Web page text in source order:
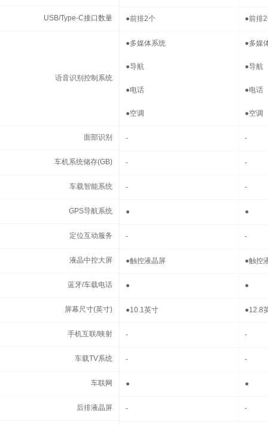
USB/Type-C接口数量 ●前排2个 ●前排
●多媒体系统
●导航
●电话
●空调
●多媒
●导航
●电话
●空调
面部识别 - -
车机系统储存(GB) - -
车载智能系统 - -
GPS导航系统 ● ●
定位互动服务 - -
液晶中控大屏 ●触控液晶屏 ●触控
蓝牙/车载电话 ● ●
屏幕尺寸(英寸) ●10.1英寸 ●12.8
手机互联/映射 - -
车载TV系统 - -
车联网 ● ●
后排液晶屏 - -
USB/Type-C接口数量
语音识别控制系统
面部识别
车机系统储存(GB)
车载智能系统
GPS导航系统
定位互动服务
液晶中控大屏
蓝牙/车载电话
屏幕尺寸(英寸)
手机互联/映射
车载TV系统
车联网
后排液晶屏